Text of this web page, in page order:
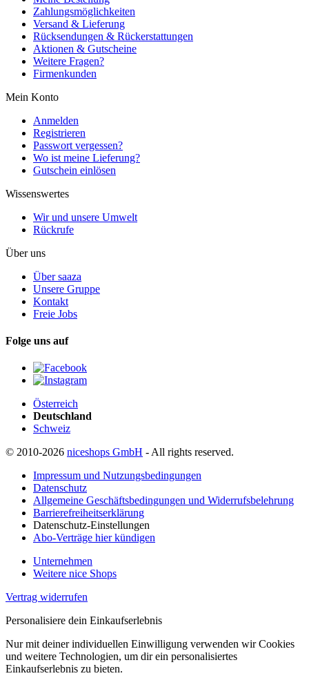
Zahlungsmöglichkeiten
Versand & Lieferung
Rücksendungen & Rückerstattungen
Aktionen & Gutscheine
Weitere Fragen?
Firmenkunden
Mein Konto
Anmelden
Registrieren
Passwort vergessen?
Wo ist meine Lieferung?
Gutschein einlösen
Wissenswertes
Wir und unsere Umwelt
Rückrufe
Über uns
Über saaza
Unsere Gruppe
Kontakt
Freie Jobs
Folge uns auf
Österreich
Deutschland
Schweiz
© 2010-2026 niceshops GmbH - All rights reserved.
Impressum und Nutzungsbedingungen
Datenschutz
Allgemeine Geschäftsbedingungen und Widerrufsbelehrung
Barrierefreiheitserklärung
Datenschutz-Einstellungen
Abo-Verträge hier kündigen
Unternehmen
Weitere nice Shops
Vertrag widerrufen
Personalisiere dein Einkaufserlebnis
Nur mit deiner individuellen Einwilligung verwenden wir Cookies
und weitere Technologien, um dir ein personalisiertes
Einkaufserlebnis zu bieten.